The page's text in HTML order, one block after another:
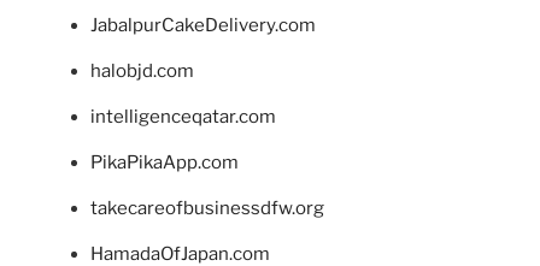
JabalpurCakeDelivery.com
halobjd.com
intelligenceqatar.com
PikaPikaApp.com
takecareofbusinessdfw.org
HamadaOfJapan.com